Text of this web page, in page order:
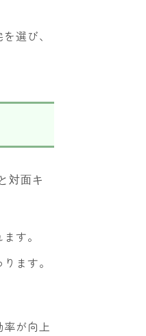
選び、
す。
ます。
が向上